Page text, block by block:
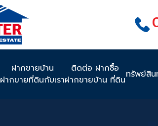
ฝากขายบ้าน
ฝากขายที่ดินกับเรา
ติดต่อ ฝากซื้อ
ฝากขายบ้าน ที่ดินทรัพย์สิ